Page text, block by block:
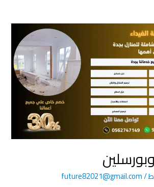
/
future82021@gmail.com